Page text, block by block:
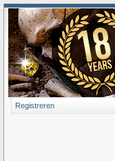
Registreren